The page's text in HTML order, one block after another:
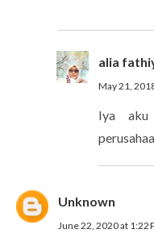
alia
May 21,
Iya aku
Unknown
June 22, 2020 at 1:22